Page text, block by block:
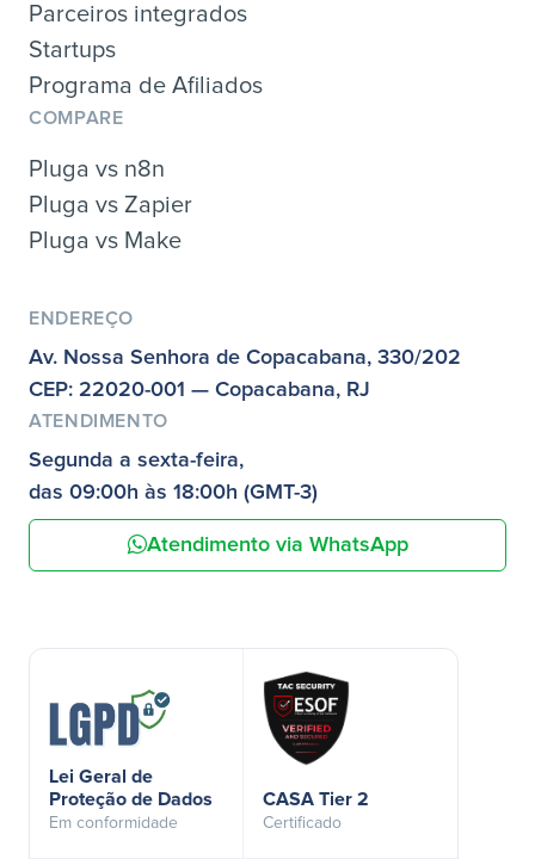
Parceiros integrados
Startups
Programa de Afiliados
COMPARE
Pluga vs n8n
Pluga vs Zapier
Pluga vs Make
ENDEREÇO
Av. Nossa Senhora de Copacabana, 330/202
CEP: 22020-001 — Copacabana, RJ
ATENDIMENTO
Segunda a sexta-feira,
das 09:00h às 18:00h (GMT-3)
Atendimento via WhatsApp
Lei Geral de
Proteção de Dados
Em conformidade
CASA Tier 2
Certificado